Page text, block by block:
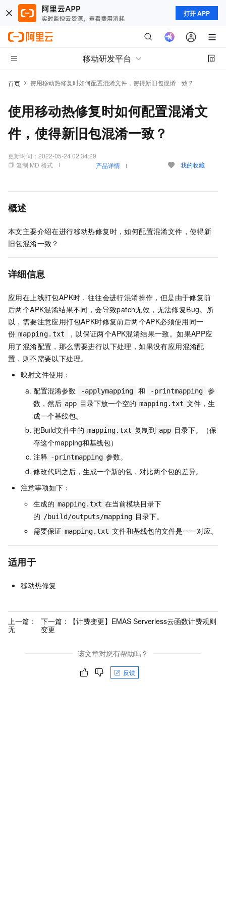
打开 APP
移动研发平台
首页 使用移动热修复时如何配置混淆文件，使得新旧包混淆一致？
使用移动热修复时如何配置混淆文
件，使得新旧包混淆一致？
更新时间： 2022-05-24 02:34:29
复制 MD 格式
产品详情 我的收藏
概述
本文主要介绍在进行移动热修复时，如何配置混淆文件，使得新
旧包混淆一致？
详细信息
应用在上线打包APK时，往往会进行混淆操作，但是由于修复前
后两个APK混淆结果不同，会导致patch无效，无法修复Bug。所
以，需要注意应用打包APK时修复前后两个APK必须使用同一
份 mapping.txt
，以保证两个APK混淆结果一致。如果APP应
用了混淆配置，那么需要进行以下处理，如果没有应用混淆配
置，则不需要以下处理。
映射文件使用：
配置混淆参数
-applymapping 和 -printmapping
参
数，然后 app 目录下放一个空的 mapping.txt 文件，生
成一个基线包。
把Build文件中的 mapping.txt 复制到 app 目录下。（保
存这个mapping和基线包）
注释 -printmapping 参数。
修改代码之后，生成一个新的包，对比两个包的差异。
注意事项如下：
生成的 mapping.txt 在当前模块目录下
的 /build/outputs/mapping 目录下。
需要保证 mapping.txt 文件和基线包的文件是一一对应。
适用于
移动热修复
上一篇：
无
下一篇：
【计费变更】EMAS Serverless云函数计费规则
变更
该文章对您有帮助吗？
反馈